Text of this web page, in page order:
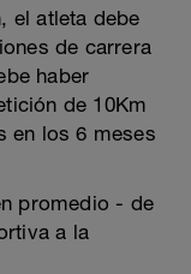
el atleta debe
de carrera
haber
de 10Km
en los 6 meses
promedio - de
a la